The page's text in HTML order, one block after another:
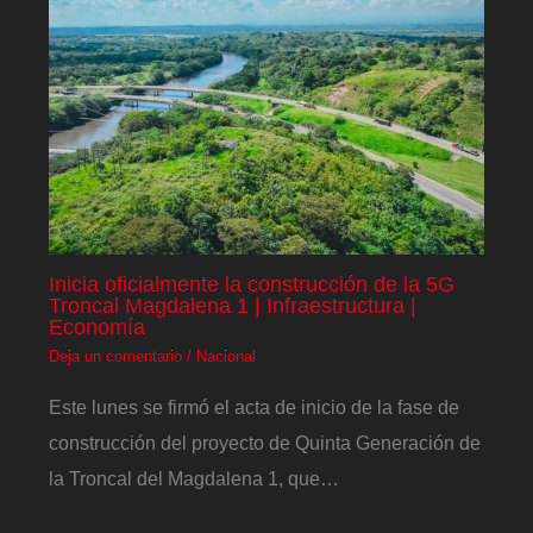
Inicia oficialmente la construcción de la 5G
Troncal Magdalena 1 | Infraestructura |
Economía
Deja un comentario / Nacional
Este lunes se firmó el acta de inicio de la fase de
construcción del proyecto de Quinta Generación de
la Troncal del Magdalena 1, que…